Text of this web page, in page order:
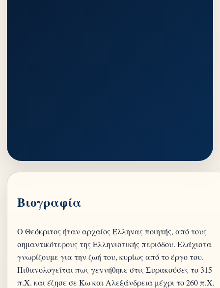
Βιογραφία
Ο Θεόκριτος ήταν αρχαίος Έλληνας ποιητής, από τους
σημαντικότερους της Ελληνιστικής περιόδου. Ελάχιστα
γνωρίζουμε για την ζωή του, κυρίως από το έργο του.
Πιθανολογείται πως γεννήθηκε στις Συρακούσες το 315
π.Χ. και έζησε σε Κω και Αλεξάνδρεια μέχρι το 260 π.Χ.